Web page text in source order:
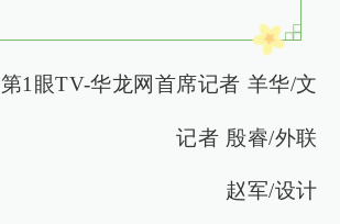
第1眼TV-华龙网首席记者 羊华/文
记者 殷睿/外联
赵军/设计